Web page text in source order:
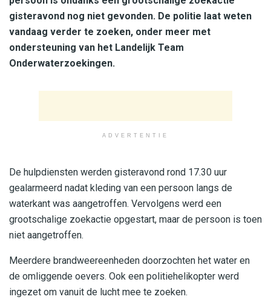
gisteravond nog niet gevonden. De politie laat weten
vandaag verder te zoeken, onder meer met
ondersteuning van het Landelijk Team
Onderwaterzoekingen.
ADVERTENTIE
De hulpdiensten werden gisteravond rond 17.30 uur
gealarmeerd nadat kleding van een persoon langs de
waterkant was aangetroffen. Vervolgens werd een
grootschalige zoekactie opgestart, maar de persoon is toen
niet aangetroffen.
Meerdere brandweereenheden doorzochten het water en
de omliggende oevers. Ook een politiehelikopter werd
ingezet om vanuit de lucht mee te zoeken.